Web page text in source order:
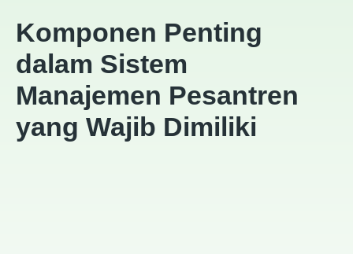
Komponen Penting
dalam Sistem
Manajemen Pesantren
yang Wajib Dimiliki